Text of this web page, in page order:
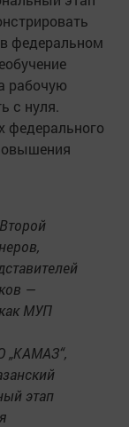
федеральном
рабочую
с нуля.
федерального
—
МУП
„КАМАЗ“,
этап